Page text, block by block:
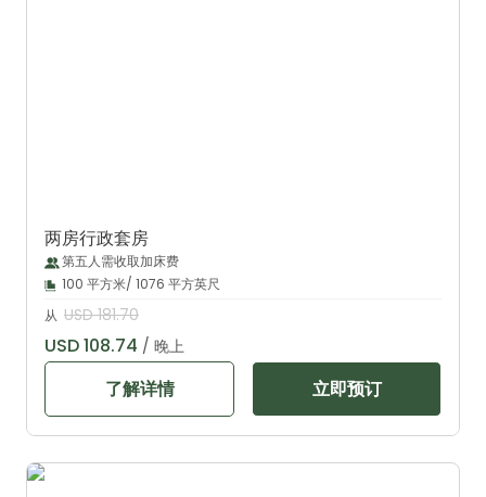
两房行政套房
第五人需收取加床费
100 平方米/ 1076 平方英尺
从 USD 181.70
USD 108.74 / 晚上
了解详情 立即预订